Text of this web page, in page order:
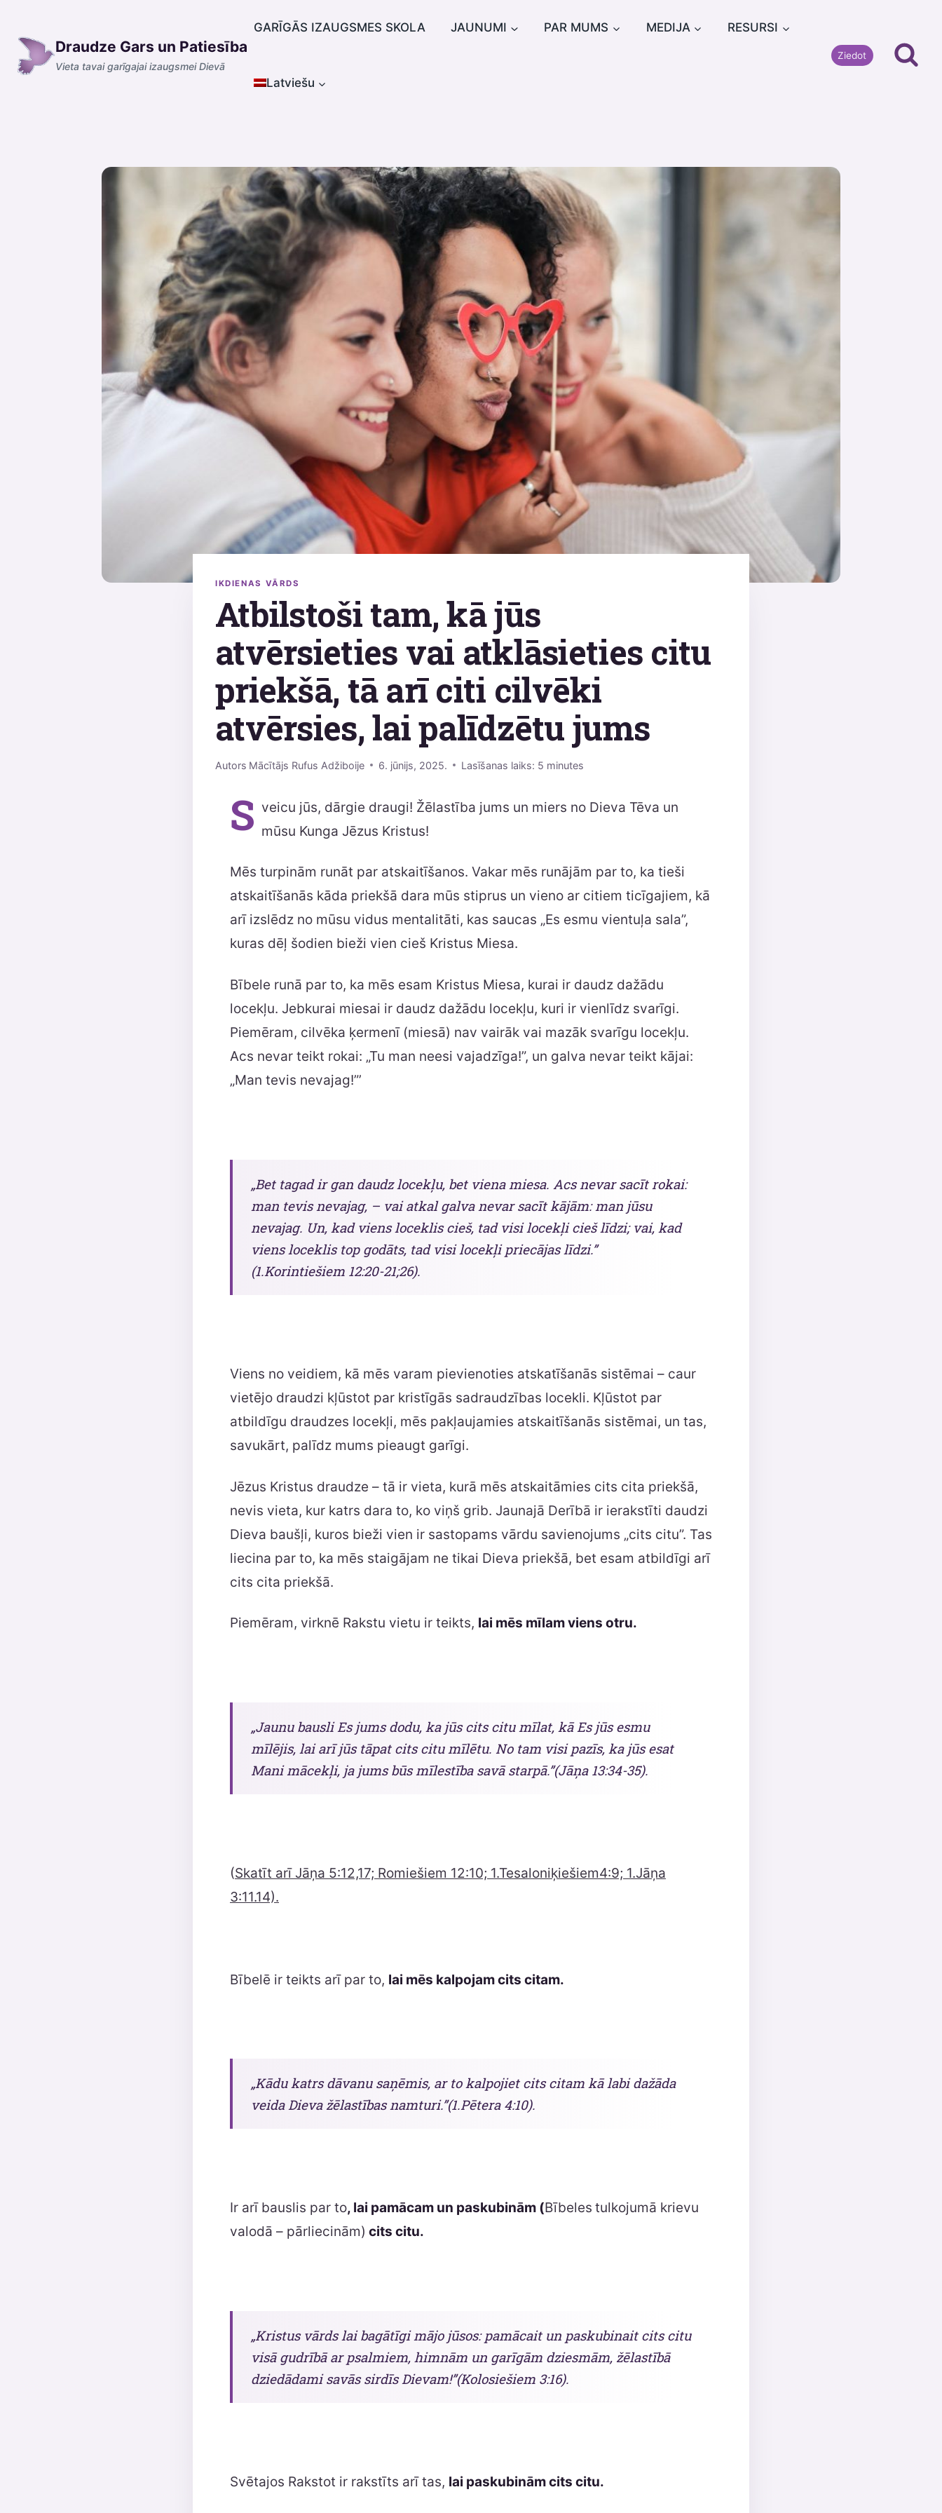
content
Draudze Gars un Patiesība
Vieta tavai garīgajai izaugsmei Dievā
GARĪGĀS IZAUGSMES SKOLA JAUNUMI PAR MUMS MEDIJA RESURSI
Latviešu
Ziedot
IKDIENAS VĀRDS
Atbilstoši tam, kā jūs
atvērsieties vai atklāsieties citu
priekšā, tā arī citi cilvēki
atvērsies, lai palīdzētu jums
Autors Mācītājs Rufus Adžiboije 6. jūnijs, 2025. Lasīšanas laiks: 5 minutes
S veicu jūs, dārgie draugi! Žēlastība jums un miers no Dieva Tēva un
mūsu Kunga Jēzus Kristus!
Mēs turpinām runāt par atskaitīšanos. Vakar mēs runājām par to, ka tieši
atskaitīšanās kāda priekšā dara mūs stiprus un vieno ar citiem ticīgajiem, kā
arī izslēdz no mūsu vidus mentalitāti, kas saucas „Es esmu vientuļa sala”,
kuras dēļ šodien bieži vien cieš Kristus Miesa.
Bībele runā par to, ka mēs esam Kristus Miesa, kurai ir daudz dažādu
locekļu. Jebkurai miesai ir daudz dažādu locekļu, kuri ir vienlīdz svarīgi.
Piemēram, cilvēka ķermenī (miesā) nav vairāk vai mazāk svarīgu locekļu.
Acs nevar teikt rokai: „Tu man neesi vajadzīga!”, un galva nevar teikt kājai:
„Man tevis nevajag!”’
„Bet tagad ir gan daudz locekļu, bet viena miesa. Acs nevar sacīt rokai:
man tevis nevajag, – vai atkal galva nevar sacīt kājām: man jūsu
nevajag. Un, kad viens loceklis cieš, tad visi locekļi cieš līdzi; vai, kad
viens loceklis top godāts, tad visi locekļi priecājas līdzi.”
(1.Korintiešiem 12:20-21;26).
Viens no veidiem, kā mēs varam pievienoties atskatīšanās sistēmai – caur
vietējo draudzi kļūstot par kristīgās sadraudzības locekli. Kļūstot par
atbildīgu draudzes locekļi, mēs pakļaujamies atskaitīšanās sistēmai, un tas,
savukārt, palīdz mums pieaugt garīgi.
Jēzus Kristus draudze – tā ir vieta, kurā mēs atskaitāmies cits cita priekšā,
nevis vieta, kur katrs dara to, ko viņš grib. Jaunajā Derībā ir ierakstīti daudzi
Dieva baušļi, kuros bieži vien ir sastopams vārdu savienojums „cits citu”. Tas
liecina par to, ka mēs staigājam ne tikai Dieva priekšā, bet esam atbildīgi arī
cits cita priekšā.
Piemēram, virknē Rakstu vietu ir teikts, lai mēs mīlam viens otru.
„Jaunu bausli Es jums dodu, ka jūs cits citu mīlat, kā Es jūs esmu
mīlējis, lai arī jūs tāpat cits citu mīlētu. No tam visi pazīs, ka jūs esat
Mani mācekļi, ja jums būs mīlestība savā starpā.”(Jāņa 13:34-35).
(Skatīt arī Jāņa 5:12,17; Romiešiem 12:10; 1.Tesaloniķiešiem4:9; 1.Jāņa
3:11.14).
Bībelē ir teikts arī par to, lai mēs kalpojam cits citam.
„Kādu katrs dāvanu saņēmis, ar to kalpojiet cits citam kā labi dažāda
veida Dieva žēlastības namturi.”(1.Pētera 4:10).
Ir arī bauslis par to, lai pamācam un paskubinām (Bībeles tulkojumā krievu
valodā – pārliecinām) cits citu.
„Kristus vārds lai bagātīgi mājo jūsos: pamācait un paskubinait cits citu
visā gudrībā ar psalmiem, himnām un garīgām dziesmām, žēlastībā
dziedādami savās sirdīs Dievam!”(Kolosiešiem 3:16).
Svētajos Rakstot ir rakstīts arī tas, lai paskubinām cits citu.